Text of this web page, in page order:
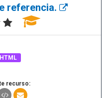
referencia.
HTML
recurso: